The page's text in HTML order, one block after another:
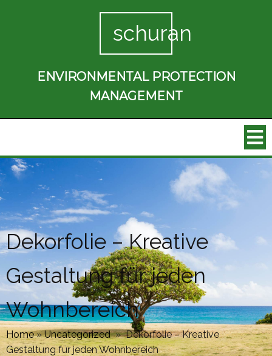
schuran
ENVIRONMENTAL PROTECTION
MANAGEMENT
Dekorfolie – Kreative
Gestaltung für jeden
Wohnbereich
Home»Uncategorized » Dekorfolie – Kreative
Gestaltung für jeden Wohnbereich